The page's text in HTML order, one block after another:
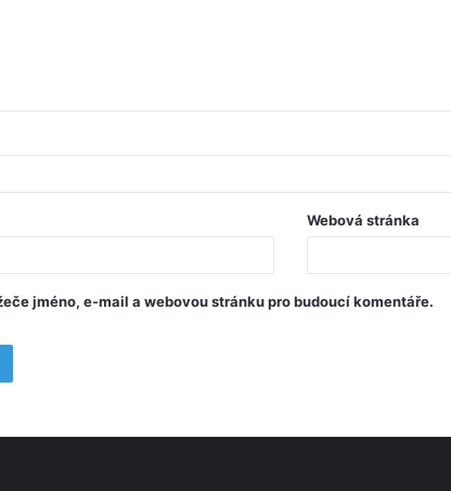
Webová stránka
jméno, e-mail a webovou stránku pro budoucí komentáře.